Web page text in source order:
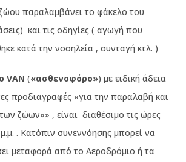
παραλαμβάνει το φάκελο του
και τις οδηγίες ( αγωγή που
κατά την νοσηλεία , συνταγή κτλ. )
VAN («ασθενοφόρο») με ειδική άδεια
προδιαγραφές «για την παραλαβή και
ζώων»» , είναι διαθέσιμο τις ώρες
. Κατόπιν συνεννόησης μπορεί να
μεταφορά από το Αεροδρόμιο ή τα